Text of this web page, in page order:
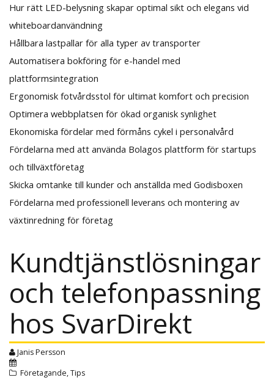
Hur rätt LED-belysning skapar optimal sikt och elegans vid
whiteboardanvändning
Hållbara lastpallar för alla typer av transporter
Automatisera bokföring för e-handel med
plattformsintegration
Ergonomisk fotvårdsstol för ultimat komfort och precision
Optimera webbplatsen för ökad organisk synlighet
Ekonomiska fördelar med förmåns cykel i personalvård
Fördelarna med att använda Bolagos plattform för startups
och tillväxtföretag
Skicka omtanke till kunder och anställda med Godisboxen
Fördelarna med professionell leverans och montering av
växtinredning för företag
Kundtjänstlösningar
och telefonpassning
hos SvarDirekt
Janis Persson
Företagande,Tips